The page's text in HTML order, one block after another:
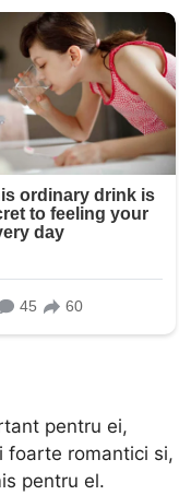
pentru ei,
foarte romantici si,
pentru el.